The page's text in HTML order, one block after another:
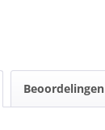
Beoordelingen